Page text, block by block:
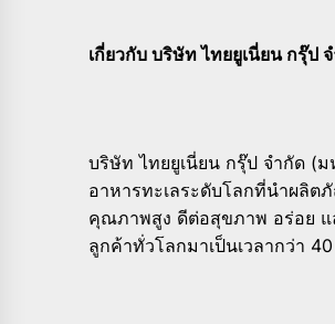
เกี่ยวกับ บริษัท ไทยยูเนี่ยน กรุ๊ป
บริษัท ไทยยูเนี่ยน กรุ๊ป จำกัด (
อาหารทะเลระดับโลกที่นำผลิต
คุณภาพสูง ดีต่อสุขภาพ อร่อย แ
ลูกค้าทั่วโลกมาเป็นเวลากว่า